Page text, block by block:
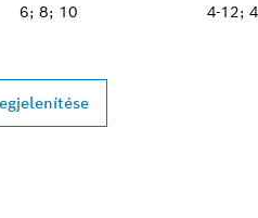
6; 8; 10 4-12;